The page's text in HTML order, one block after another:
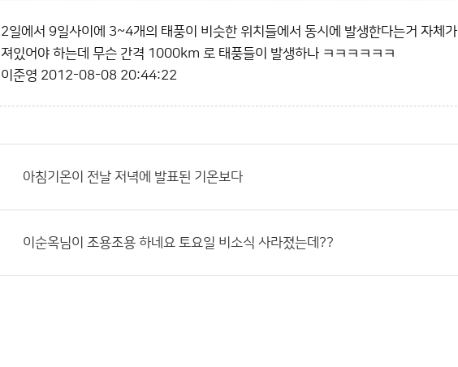
2일에서 9일사이에 3~4개의 태풍이 비슷한 위치들에서 동시에 발생한다는거 자체
져있어야 하는데 무슨 간격 1000km 로 태풍들이 발생하나 ㅋㅋㅋㅋㅋㅋ
이준영 2012-08-08 20:44:22
아침기온이 전날 저녁에 발표된 기온보다
이순옥님이 조용조용 하네요 토요일 비소식 사라졌는데??